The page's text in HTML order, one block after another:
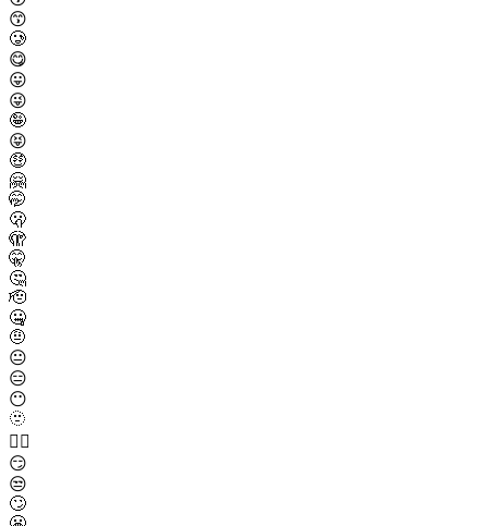
😙
🥲
😋
😛
😜
🤪
😝
🤑
🤗
🤭
🫢
🫣
🤫
🤔
🫡
🤐
🤨
😐
😑
😶
🫥
😶‍🌫️
😏
😒
🙄